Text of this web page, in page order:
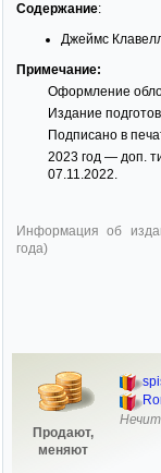
Содержание:
Джеймс
Примечание:
Оформление
Издание
Подписано в
2023 год — доп.
07.11.2022.
Информация об
года)
Продают,
меняют